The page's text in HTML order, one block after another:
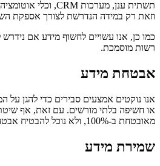
וזאת רק במידה הנדרשת לצורך אספקת
כמו כן, אנו עשויים לחשוף מידע אם
רשות מוסמכת.
אבטחת מידע
אנו נוקטים אמצעים סבירים כדי להגן על
או חשיפה בלתי מורשים. עם זאת, אף
מאובטחת ב-100%, ולא נוכל להבטיח אבטחה מוחלטת.
שמירת מידע